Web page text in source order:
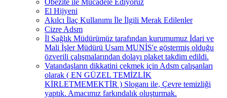
El Hijyeni
Akılcı İlaç Kullanımı İle İlgili Merak Edilenler
Cizre Adsm
İl Sağlık Müdürümüz tarafından kurumumuz İdari ve
Mali İşler Müdürü Usam MUNİS'e göstermiş olduğu
özverili çalışmalarından dolayı plaket takdim edildi.
Vatandaşların dikkatini çekmek için Adsm çalışanları
olarak ( EN GÜZEL TEMİZLİK
KİRLETMEMEKTİR ) Sloganı ile, Çevre temizliği
yaptık. Amacımız farkındalık oluşturmak.